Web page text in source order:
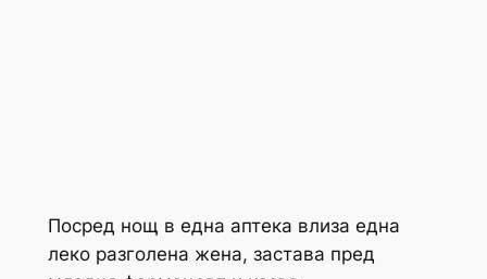
Посред нощ в една аптека влиза една
леко разголена жена, застава пред